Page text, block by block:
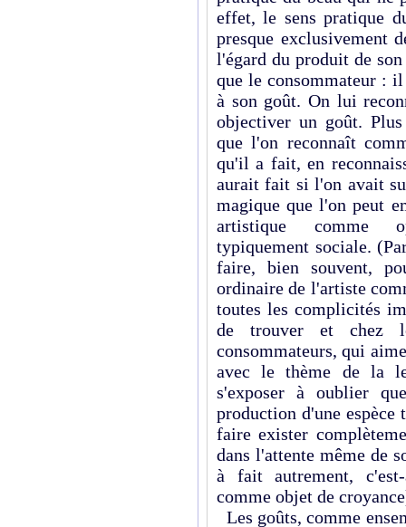
effet, le sens pratique
presque exclusivement
l'égard du produit de
que le consommateur :
à son goût. On lui
objectiver un goût.
que l'on reconnaît
qu'il a fait, en
aurait fait si l'on avait
magique que l'on peut
artistique comme
typiquement sociale.
faire, bien souvent,
ordinaire de l'artiste
toutes les complicités
de trouver et chez
consommateurs, qui
avec le thème de la
s'exposer à oublier
production d'une
faire exister
dans l'attente même de
à fait autrement,
comme objet de
Les goûts, comme